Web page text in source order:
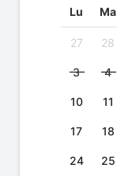
Lu Ma
27 28
3 4
10 11
17 18
24 25